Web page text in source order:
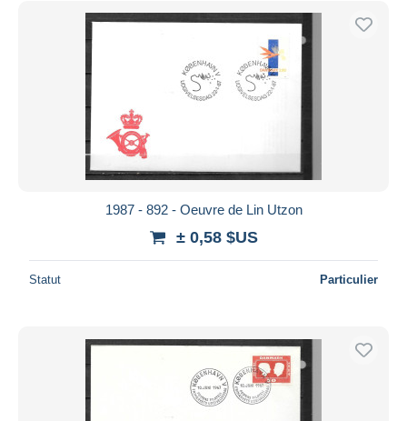
1987 - 892 - Oeuvre de Lin Utzon
± 0,58 $US
Statut Particulier